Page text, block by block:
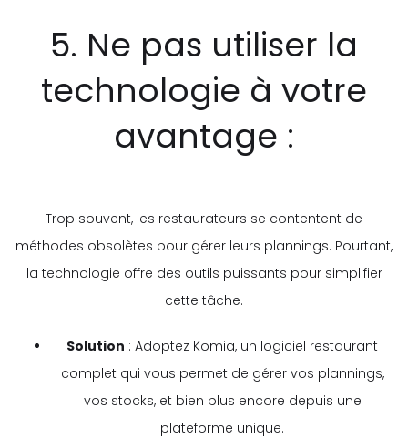
5. Ne pas utiliser la
technologie à votre
avantage :
Trop souvent, les restaurateurs se contentent de
méthodes obsolètes pour gérer leurs plannings. Pourtant,
la technologie offre des outils puissants pour simplifier
cette tâche.
Solution : Adoptez Komia, un logiciel restaurant
complet qui vous permet de gérer vos plannings,
vos stocks, et bien plus encore depuis une
plateforme unique.